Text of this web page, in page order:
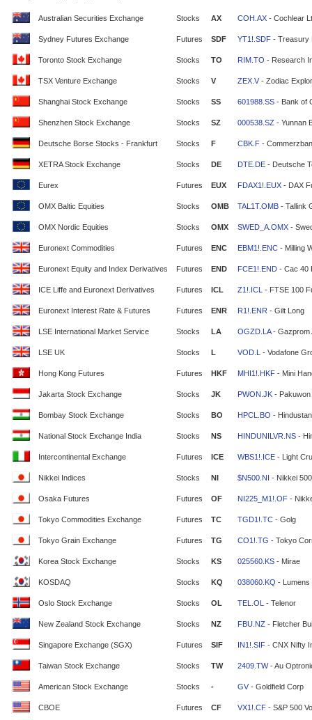
Australian Securities Exchange Stocks AX COH.AX - Cochlear
Sydney Futures Exchange Futures SDF YT1!.SDF - Treasury
Toronto Stock Exchange Stocks TO RIM.TO - Research
TSX Venture Exchange Stocks V ZEX.V - Zodiac
Shanghai Stock Exchange Stocks SS 601988.SS - Bank of
Shenzhen Stock Exchange Stocks SZ 000538.SZ - Yunnan
Deutsche Borse Stocks - Frankfurt Stocks F CBK.F -
XETRA Stock Exchange Stocks DE DTE.DE - Deutsche
Eurex Futures EUX FDAX1!.EUX - DAX
OMX Baltic Equities Stocks OMB TAL1T.OMB - Tallink
OMX Nordic Equities Stocks OMX SWED_A.OMX -
Euronext Commodities Futures ENC EBM1!.ENC - Milling
Euronext Equity and Index Derivatives Futures END FCE1!.END - Cac 40
ICE Liffe and Euronext Derivatives Futures ICL Z1!.ICL - FTSE 100
Euronext Interest Rate & Futures Futures ENR R1!.ENR - Gilt Long
LSE International Market Service Stocks LA OGZD.LA- Gazprom
LSE UK Stocks L VOD.L - Vodafone
Hong Kong Futures Futures HKF MHI1!.HKF - Mini
Jakarta Stock Exchange Stocks JK PWON.JK -
Bombay Stock Exchange Stocks BO HPCL.BO -
National Stock Exchange India Stocks NS HINDUNILVR.NS -
Intercontinental Exchange Futures ICE WBS1!.ICE - Light
Nikkei Indices Stocks NI $N500.NI - Nikkei 500
Osaka Futures Futures OF NI225_M1!.OF -
Tokyo Commodities Exchange Futures TC TGD1!.TC - Golg
Tokyo Grain Exchange Futures TG CO1!.TG - Tokyo
Korea Stock Exchange Stocks KS 025560.KS - Mirae
KOSDAQ Stocks KQ 038060.KQ - Lumens
Oslo Stock Exchange Stocks OL TEL.OL - Telenor
New Zealand Stock Exchange Stocks NZ FBU.NZ - Fletcher
Singapore Exchange (SGX) Futures SIF IN1!.SIF - CNX Nifty
Taiwan Stock Exchange Stocks TW 2409.TW- Au
American Stock Exchange Stocks - GV - Goldfield Corp
CBOE Futures CF VX1!.CF - S&P 500